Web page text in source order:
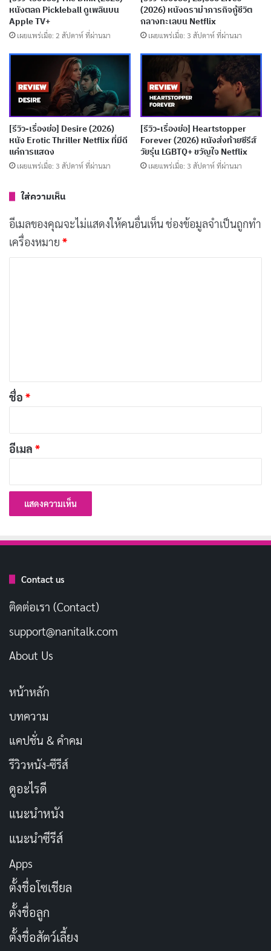
กำลังดูแลเมืองที่เพิ่งได้รับรางวัลเมืองน่าอยู่อันดับสองของ
อเมริกา แต่แล้วความสงบก็ถูกทำลายเมื่อสัญญาณเตือนภัย
เกลื่อน ชีวิตในเมืองที่เหมือนสวนสวรรค์กลับกลายเป็นนรก
บนดินเมื่อภูเขาไฟปะทุ
สิ่งที่ทำให้เรื่องราวน่าสนใจคือการถ่ายทอดความรู้สึกของ
ตัวละครที่สมจริง แฮร์รี่เป็นผู้เชี่ยวชาญแต่เขาก็มีบาดแผล
จากอดีตที่สูญเสียคนรักจากภูเขาไฟ เขารักเรเชลและลูกๆ
ของเธอ แต่ไม่เคยพูดออกมาเต็มปาก เขาทุ่มเทให้กับงาน
วิจัย เพราะคิดว่ามันจะช่วยปกป้องผู้คน แต่กลับกลายเป็น
คำถามที่หนักหน่วง: ถ้าเราเลือกได้ เราจะเปลี่ยนแปลงการ
ตัดสินใจในอดีตหรือไม่? คำตอบของแฮร์รี่อาจทำให้เราต้อง
เผยแพร่เมื่อ: 2 สัปดาห์ ที่ผ่านมา
[รีวิว-เรื่องย่อ] 72 Hours (2026) หนัง Netflix ที่มีเค
True Crime พลิกคดีสตอล์กเกอร์
การเปรียบเทียบกับหนังภัยพิบัติเรื่องอื่น
ทำให้ Dante’s Peak โดดเด่นเพราะเน้นที่ตัวละครมากกว่า
ฉากทำลายล้างใหญ่โต เรเชลไม่ใช่แค่ผู้หญิงที่รอความช่วย
ใช้เวลาในครึ่งแรกสร้างความผูกพันระหว่างตัวละคร ทำให้
กับการดูชีวิตจริงที่ภัยธรรมชาติสามารถเกิดขึ้นได้ทุกเมื่อ
หนังตลก Pickleball ดูเพลินบน
Apple TV+
เผยแพร่เมื่อ: 2 สัปดาห์ ที่ผ่านมา
(2026) หนังดราม่าภารกิจกู้ชีวิต
กลางทะเลบน Netflix
เผยแพร่เมื่อ: 3 สัปดาห์ ที่ผ่านมา
[รีวิว-เรื่องย่อ] Desire (2026)
หนัง Erotic Thriller Netflix ที่มีดี
แค่การแสดง
เผยแพร่เมื่อ: 3 สัปดาห์ ที่ผ่านมา
[รีวิว-เรื่องย่อ] Heartstopper
Forever (2026) หนังส่งท้ายซีรีส์
วัยรุ่น LGBTQ+ ขวัญใจ Netflix
เผยแพร่เมื่อ: 3 สัปดาห์ ที่ผ่านมา
ใส่ความเห็น
อีเมลของคุณจะไม่แสดงให้คนอื่นเห็นช่องข้อมูลจำเป็นถูกทำ
เครื่องหมาย *
*
ชื่อ *
อีเมล *
Contact us
ติดต่อเรา (Contact)
support@nanitalk.com
About Us
หน้าหลัก
บทความ
แคปชั่น & คำคม
รีวิวหนัง-ซีรีส์
ดูอะไรดี
แนะนำหนัง
แนะนำซีรีส์
Apps
ตั้งชื่อโซเชียล
ตั้งชื่อลูก
ตั้งชื่อสัตว์เลี้ยง